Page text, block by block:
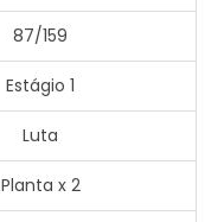
87/159
Estágio 1
Luta
Planta x 2